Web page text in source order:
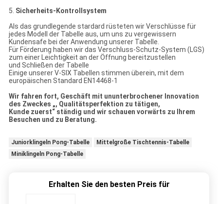
5. Sicherheits-Kontrollsystem
Als das grundlegende stardard rüsteten wir Verschlüsse für
jedes Modell der Tabelle aus, um uns zu vergewissern
Kundensafe bei der Anwendung unserer Tabelle.
Für Förderung haben wir das Verschluss-Schutz-System (LGS)
zum einer Leichtigkeit an der Öffnung bereitzustellen
und Schließen der Tabelle
Einige unserer V-SIX Tabellen stimmen überein, mit dem
europäischen Standard EN14468-1
Wir fahren fort, Geschäft mit ununterbrochener Innovation
des Zweckes „, Qualitätsperfektion zu tätigen,
Kunde zuerst“ ständig und wir schauen vorwärts zu Ihrem
Besuchen und zu Beratung.
Juniorklingeln Pong-Tabelle
Mittelgroße Tischtennis-Tabelle
Miniklingeln Pong-Tabelle
Erhalten Sie den besten Preis für